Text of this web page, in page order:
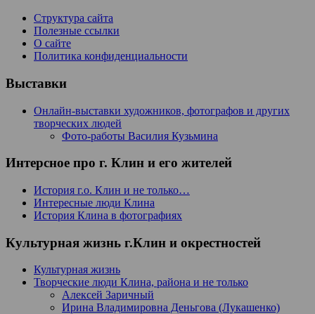
Структура сайта
Полезные ссылки
О сайте
Политика конфиденциальности
Выставки
Онлайн-выставки художников, фотографов и других
творческих людей
Фото-работы Василия Кузьмина
Интерсное про г. Клин и его жителей
История г.о. Клин и не только…
Интересные люди Клина
История Клина в фотографиях
Культурная жизнь г.Клин и окрестностей
Культурная жизнь
Творческие люди Клина, района и не только
Алексей Заричный
Ирина Владимировна Деньгова (Лукашенко)